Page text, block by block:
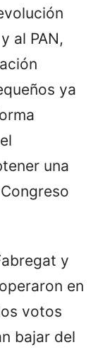
al PAN,
ya
una
y
en
votos
bajar del